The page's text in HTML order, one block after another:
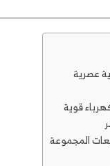
عصرية
المجموعة